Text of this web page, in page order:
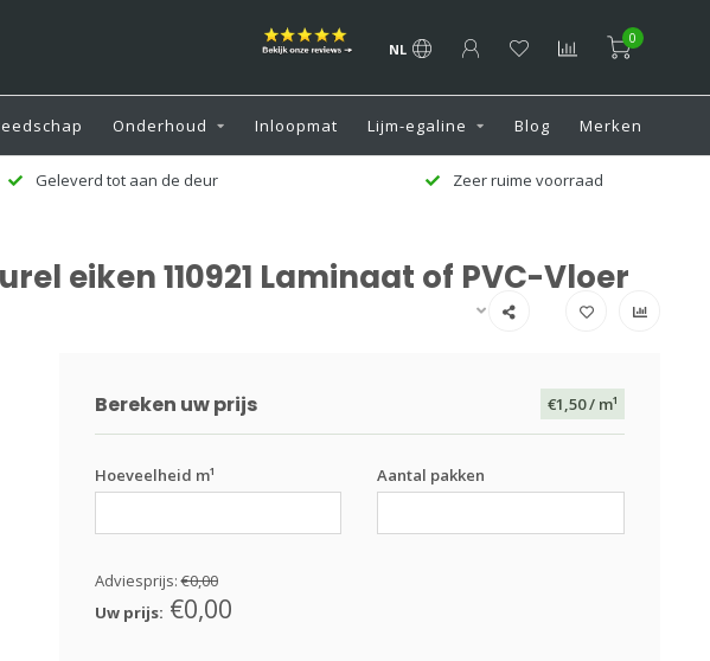
NL
0
Onderhoud Inloopmat Lijm-egaline Blog Merken
Zeer ruime voorraad Klantenservice 7 dagen per week
eiken 110921 Laminaat of PVC-Vloer
Bereken uw prijs €1,50/ m¹
Hoeveelheid m¹ Aantal pakken
Adviesprijs:€0,00
Uw prijs: €0,00